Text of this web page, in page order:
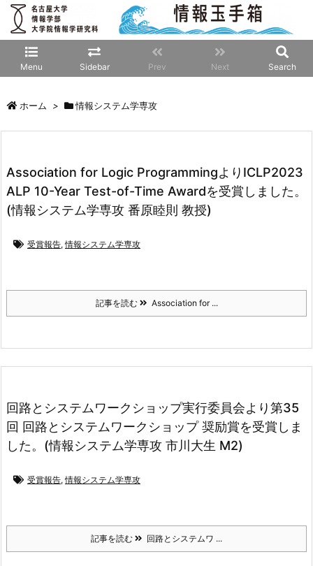
Menu Sidebar Prev Next Search
ホーム > 情報システム学専攻
Association for Logic ProgrammingよりICLP2023
ALP 10-Year Test-of-Time Awardを受賞しました。
(情報システム学専攻 番原睦則 教授)
受賞報告,情報システム学専攻
記事を読む Association for ...
回路とシステムワークショップ実行委員会より第35
回 回路とシステムワークショップ 奨励賞を受賞しま
した。(情報システム学専攻 市川大生 M2)
受賞報告,情報システム学専攻
記事を読む 回路とシステムワ ...